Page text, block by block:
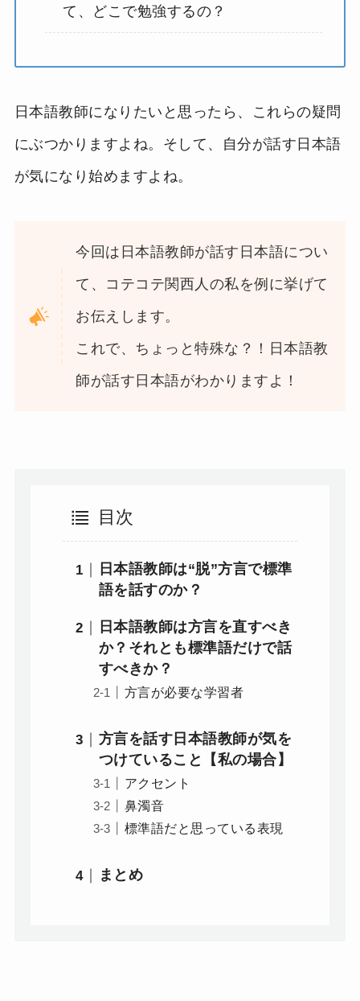
て、どこで勉強するの？
日本語教師になりたいと思ったら、これらの疑問
にぶつかりますよね。そして、自分が話す日本語
が気になり始めますよね。
今回は日本語教師が話す日本語につい
て、コテコテ関西人の私を例に挙げて
お伝えします。
これで、ちょっと特殊な？！日本語教
師が話す日本語がわかりますよ！
目次
日本語教師は“脱”方言で標準
語を話すのか？
日本語教師は方言を直すべき
か？それとも標準語だけで話
すべきか？
方言が必要な学習者
方言を話す日本語教師が気を
つけていること【私の場合】
アクセント
鼻濁音
標準語だと思っている表現
まとめ